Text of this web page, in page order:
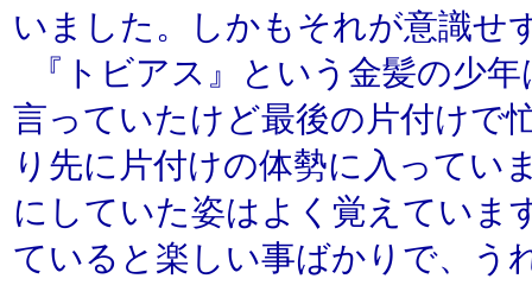
いました。しかもそれが意識せ
『トビアス』という金髪の少
言っていたけど最後の片付けで
り先に片付けの体勢に入ってい
にしていた姿はよく覚えてい
ていると楽しい事ばかりで、う